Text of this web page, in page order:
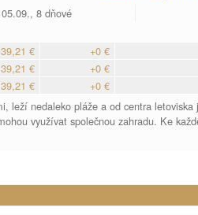
8 dňové
39,21 €
+0 €
39,21 €
+0 €
39,21 €
+0 €
leží nedaleko pláže a od centra
využívat společnou zahradu. Ke